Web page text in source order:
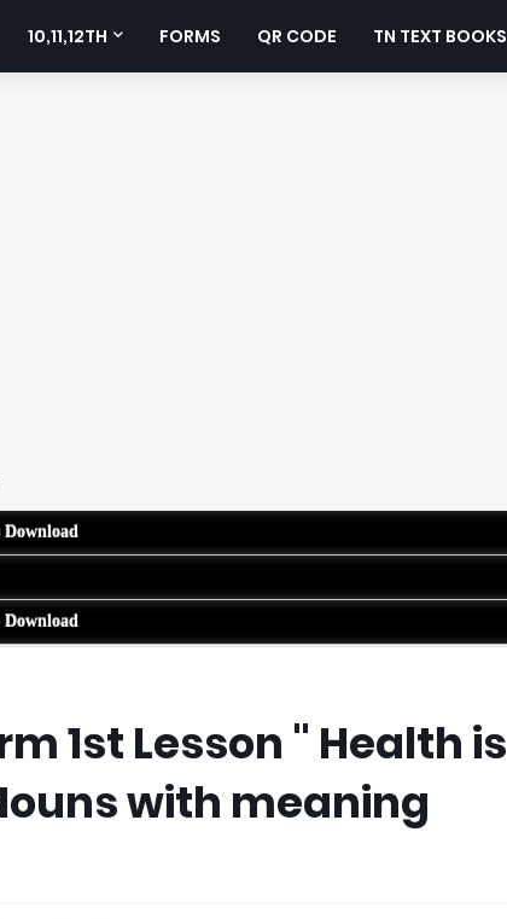
10,11,12TH FORMS QR CODE TN TEXT BOOKS
Download
Download
1st Lesson " Health is
with meaning